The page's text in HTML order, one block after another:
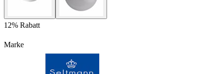
12% Rabatt
Marke